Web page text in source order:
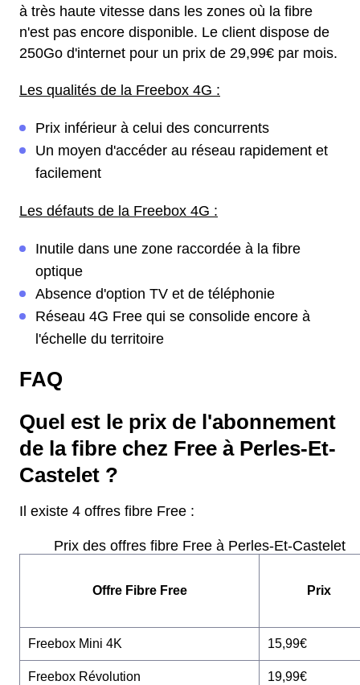
à très haute vitesse dans les zones où la fibre
n'est pas encore disponible. Le client dispose de
250Go d'internet pour un prix de 29,99€ par mois.
Les qualités de la Freebox 4G :
Prix inférieur à celui des concurrents
Un moyen d'accéder au réseau rapidement et
facilement
Les défauts de la Freebox 4G :
Inutile dans une zone raccordée à la fibre
optique
Absence d'option TV et de téléphonie
Réseau 4G Free qui se consolide encore à
l'échelle du territoire
FAQ
Quel est le prix de l'abonnement
de la fibre chez Free à Perles-Et-
Castelet ?
Il existe 4 offres fibre Free :
Prix des offres fibre Free à Perles-Et-Castelet
Offre Fibre Free Prix
Freebox Mini 4K 15,99€
Freebox Révolution 19,99€